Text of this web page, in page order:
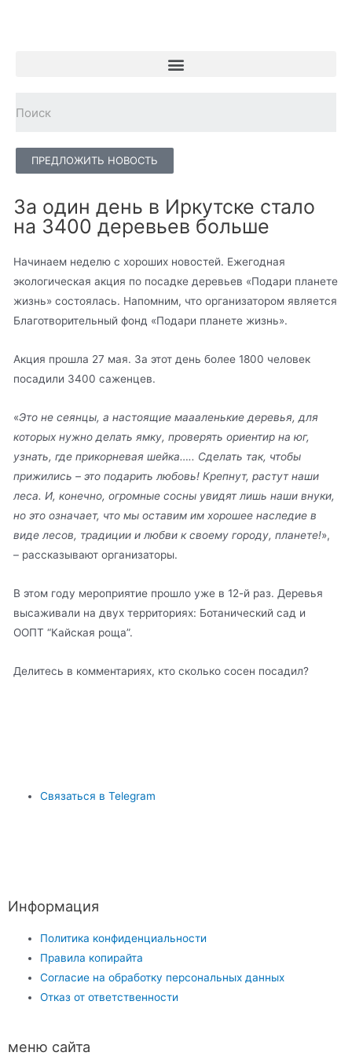
ПРЕДЛОЖИТЬ НОВОСТЬ
За один день в Иркутске стало
на 3400 деревьев больше
Начинаем неделю с хороших новостей. Ежегодная
экологическая акция по посадке деревьев «Подари планете
жизнь» состоялась. Напомним, что организатором является
Благотворительный фонд «Подари планете жизнь».
Акция прошла 27 мая. За этот день более 1800 человек
посадили 3400 саженцев.
«Это не сеянцы, а настоящие маааленькие деревья, для
которых нужно делать ямку, проверять ориентир на юг,
узнать, где прикорневая шейка….. Сделать так, чтобы
прижились – это подарить любовь! Крепнут, растут наши
леса. И, конечно, огромные сосны увидят лишь наши внуки,
но это означает, что мы оставим им хорошее наследие в
виде лесов, традиции и любви к своему городу, планете!»,
– рассказывают организаторы.
В этом году мероприятие прошло уже в 12-й раз. Деревья
высаживали на двух территориях: Ботанический сад и
ООПТ “Кайская роща”.
Делитесь в комментариях, кто сколько сосен посадил?
Связаться в Telegram
Информация
Политика конфиденциальности
Правила копирайта
Согласие на обработку персональных данных
Отказ от ответственности
меню сайта